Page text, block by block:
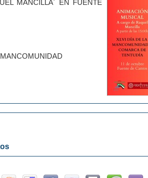
MANCILLA´ EN FUENTE